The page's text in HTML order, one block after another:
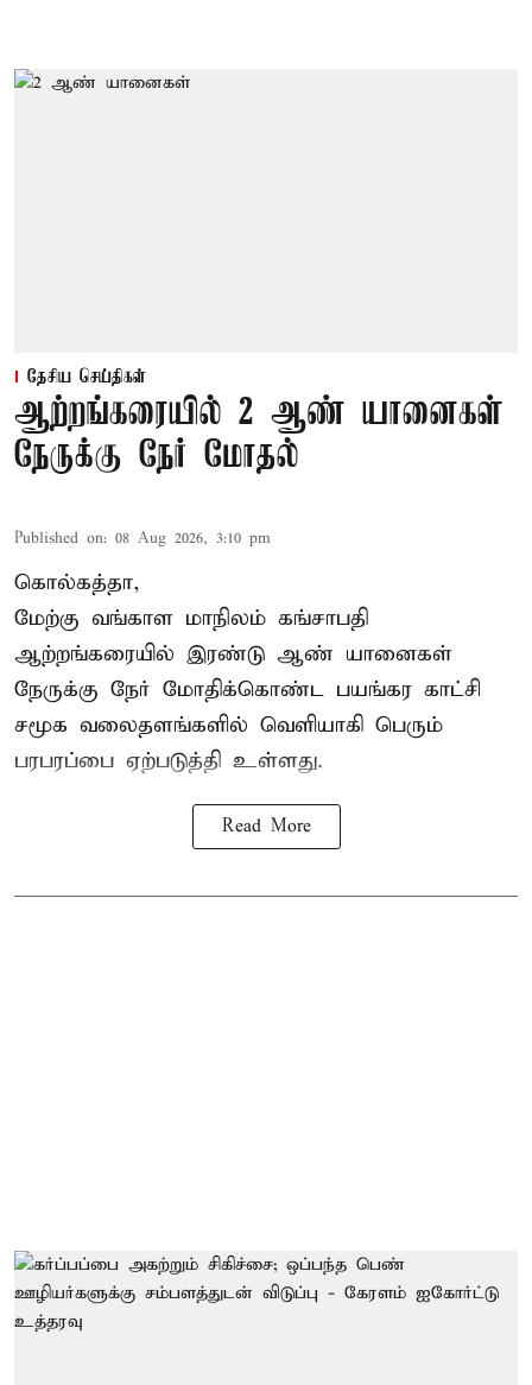
தேசிய செய்திகள்
ஆற்றங்கரையில் 2 ஆண் யானைகள்
நேருக்கு நேர் மோதல்
Published on: 08 Aug 2026, 3:10 pm
கொல்கத்தா,
மேற்கு வங்காள மாநிலம் கங்சாபதி
ஆற்றங்கரையில் இரண்டு ஆண் யானைகள்
நேருக்கு நேர் மோதிக்கொண்ட பயங்கர காட்சி
சமூக வலைதளங்களில் வெளியாகி பெரும்
பரபரப்பை ஏற்படுத்தி உள்ளது.
Read More